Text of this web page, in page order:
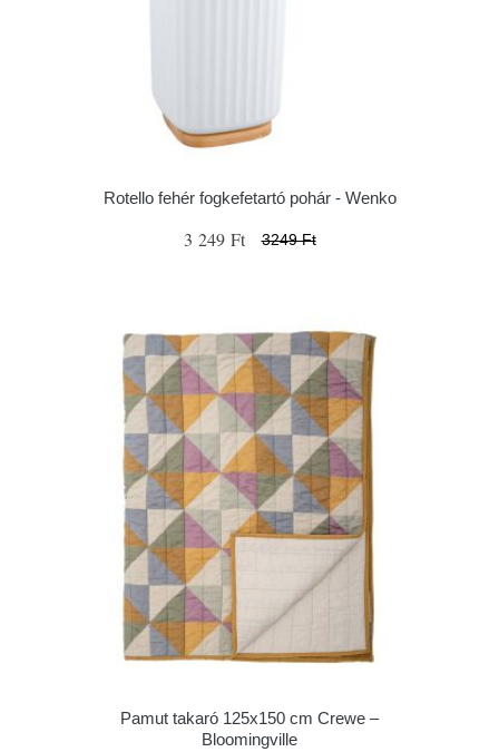
Rotello fehér fogkefetartó pohár - Wenko
3 249 Ft 3249 Ft
Pamut takaró 125x150 cm Crewe –
Bloomingville